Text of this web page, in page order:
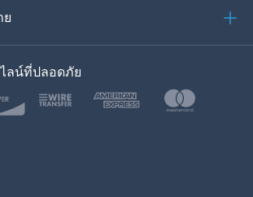
ทย
นด์
ลน์ที่ปลอดภัย